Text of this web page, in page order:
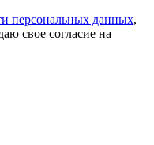
персональных данных,
свое согласие на